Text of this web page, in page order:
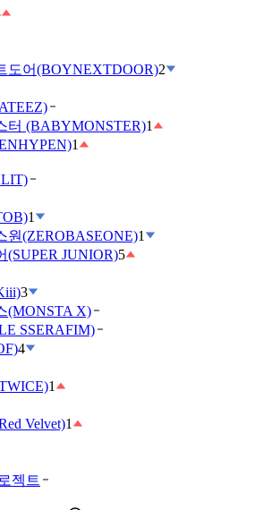
도어(BOYNEXTDOOR)2
터 (BABYMONSTER)1
1
1
원(ZEROBASEONE)1
(SUPER JUNIOR)5
3
(MONSTA X)
SSERAFIM)
4
1
Velvet)1
젝트